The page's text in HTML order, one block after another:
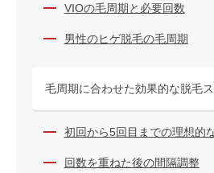
VIOの毛周期と必要回数
男性のヒゲ脱毛の毛周期
毛周期に合わせた効果的な脱毛
初回から5回目までの理想的
回数を重ねた後の間隔調整